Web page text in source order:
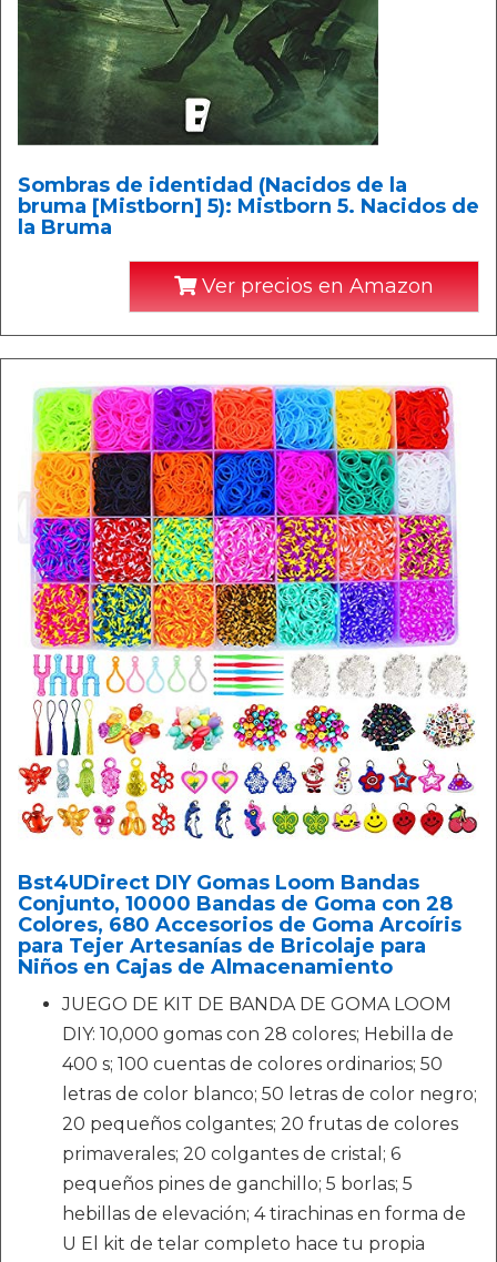
Sombras de identidad (Nacidos de la
bruma [Mistborn] 5): Mistborn 5. Nacidos de
la Bruma
Ver precios en Amazon
Bst4UDirect DIY Gomas Loom Bandas
Conjunto, 10000 Bandas de Goma con 28
Colores, 680 Accesorios de Goma Arcoíris
para Tejer Artesanías de Bricolaje para
Niños en Cajas de Almacenamiento
JUEGO DE KIT DE BANDA DE GOMA LOOM
DIY: 10,000 gomas con 28 colores; Hebilla de
400 s; 100 cuentas de colores ordinarios; 50
letras de color blanco; 50 letras de color negro;
20 pequeños colgantes; 20 frutas de colores
primaverales; 20 colgantes de cristal; 6
pequeños pines de ganchillo; 5 borlas; 5
hebillas de elevación; 4 tirachinas en forma de
U El kit de telar completo hace tu propia